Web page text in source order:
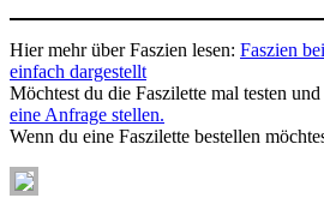
Hier mehr über Faszien lesen: Faszien
einfach dargestellt
Möchtest du die Faszilette mal testen
eine Anfrage stellen.
Wenn du eine Faszilette bestellen